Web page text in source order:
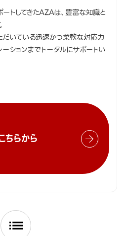
トしてきたAZAは、豊富な知識と
いている迅速かつ柔軟な対応力
ーションまでトータルにサポートい
ちらから